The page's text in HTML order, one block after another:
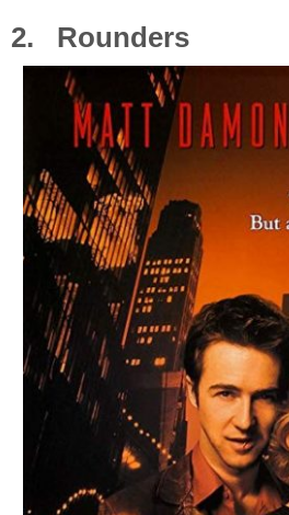
2. Rounders